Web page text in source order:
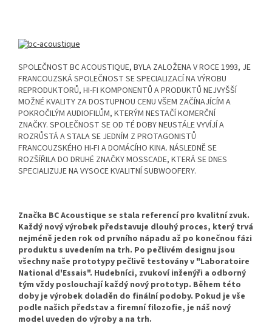
SPOLEČNOST BC ACOUSTIQUE, BYLA ZALOŽENA V ROCE 1993, JE
FRANCOUZSKÁ SPOLEČNOST SE SPECIALIZACÍ NA VÝROBU
REPRODUKTORŮ, HI-FI KOMPONENTŮ A PRODUKTŮ NEJVYŠŠÍ
MOŽNÉ KVALITY ZA DOSTUPNOU CENU VŠEM ZAČÍNAJÍCÍM A
POKROČILÝM AUDIOFILŮM, KTERÝM NESTAČÍ KOMERČNÍ
ZNAČKY. SPOLEČNOST SE OD TÉ DOBY NEUSTÁLE VYVÍJÍ A
ROZRŮSTÁ A STALA SE JEDNÍM Z PROTAGONISTŮ
FRANCOUZSKÉHO HI-FI A DOMÁCÍHO KINA. NÁSLEDNĚ SE
ROZŠÍŘILA DO DRUHÉ ZNAČKY MOSSCADE, KTERÁ SE DNES
SPECIALIZUJE NA VYSOCE KVALITNÍ SUBWOOFERY.
Značka BC Acoustique se stala referencí pro kvalitní zvuk.
Každý nový výrobek představuje dlouhý proces, který trvá
nejméně jeden rok od prvního nápadu až po konečnou fázi
produktu s uvedením na trh. Po pečlivém designu jsou
všechny naše prototypy pečlivě testovány v "Laboratoire
National d'Essais". Hudebníci, zvukoví inženýři a odborný
tým vždy poslouchají každý nový prototyp. Během této
doby je výrobek doladěn do finální podoby. Pokud je vše
podle našich představ a firemní filozofie, je náš nový
model uveden do výroby a na trh.